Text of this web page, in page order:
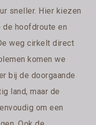
sneller. Hier kiezen
de hoofdroute en
weg cirkelt direct
komen we
bij de doorgaande
land, maar de
om een